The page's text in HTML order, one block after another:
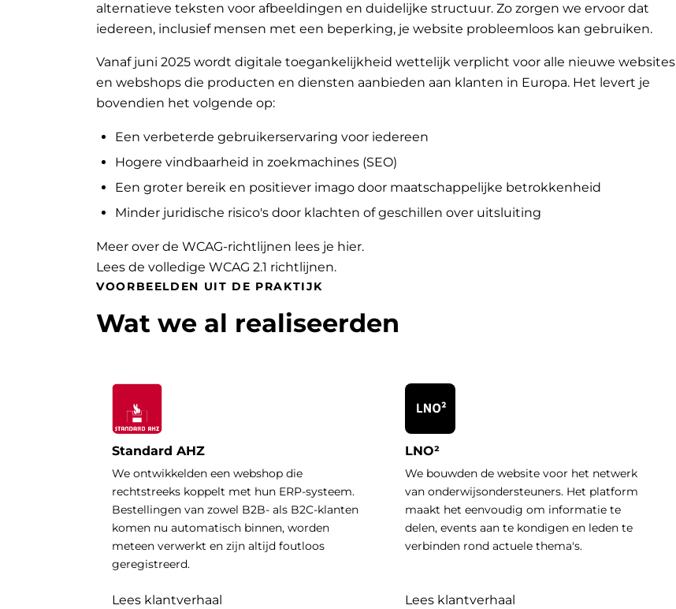
alternatieve teksten voor afbeeldingen en duidelijke structuur. Zo zorgen we ervoor dat
iedereen, inclusief mensen met een beperking, je website probleemloos kan gebruiken.
Vanaf juni 2025 wordt digitale toegankelijkheid wettelijk verplicht voor alle nieuwe websites
en webshops die producten en diensten aanbieden aan klanten in Europa. Het levert je
bovendien het volgende op:
Een verbeterde gebruikerservaring voor iedereen
Hogere vindbaarheid in zoekmachines (SEO)
Een groter bereik en positiever imago door maatschappelijke betrokkenheid
Minder juridische risico's door klachten of geschillen over uitsluiting
Meer over de WCAG-richtlijnen lees je hier.
Lees de volledige WCAG 2.1 richtlijnen.
VOORBEELDEN UIT DE PRAKTIJK
Wat we al realiseerden
Standard AHZ
We ontwikkelden een webshop die
rechtstreeks koppelt met hun ERP-systeem.
Bestellingen van zowel B2B- als B2C-klanten
komen nu automatisch binnen, worden
meteen verwerkt en zijn altijd foutloos
geregistreerd.
Lees klantverhaal
LNO²
We bouwden de website voor het netwerk
van onderwijsondersteuners. Het platform
maakt het eenvoudig om informatie te
delen, events aan te kondigen en leden te
verbinden rond actuele thema's.
Lees klantverhaal